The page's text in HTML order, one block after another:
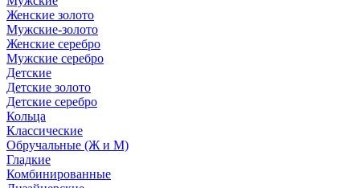
Женские золото
Мужские-золото
Женские серебро
Мужские серебро
Детские
Детские золото
Детские серебро
Кольца
Классические
Обручальные (Ж и М)
Гладкие
Комбинированные